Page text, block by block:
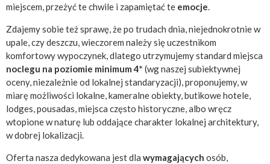
miejscem, przeżyć te chwile i zapamiętać te emocje
Zdajemy sobie też sprawę, że po trudach dnia, niejednokrotnie w
upale, czy deszczu, wieczorem należy się uczestnikom
komfortowy wypoczynek, dlatego utrzymujemy standard miejsca
noclegu na poziomie minimum 4* (wg naszej subiektywnej
oceny, niezależnie od lokalnej standaryzacji), proponujemy, w
miarę możliwości lokalne, kameralne obiekty, butikowe hotele,
lodges, pousadas, miejsca często historyczne, albo wręcz
wtopione w naturę lub oddające charakter lokalnej architektury,
w dobrej lokalizacji.
Oferta nasza dedykowana jest dla wymagających osób,